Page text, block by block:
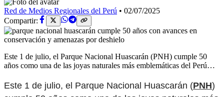
Red de Medios Regionales del Perú • 02/07/2025
Compartir:
Este 1 de julio, el Parque Nacional Huascarán (PNH) cumple 50
años como una de las joyas naturales más emblemáticas del Perú…
Este 1 de julio, el Parque Nacional Huascarán (PNH)